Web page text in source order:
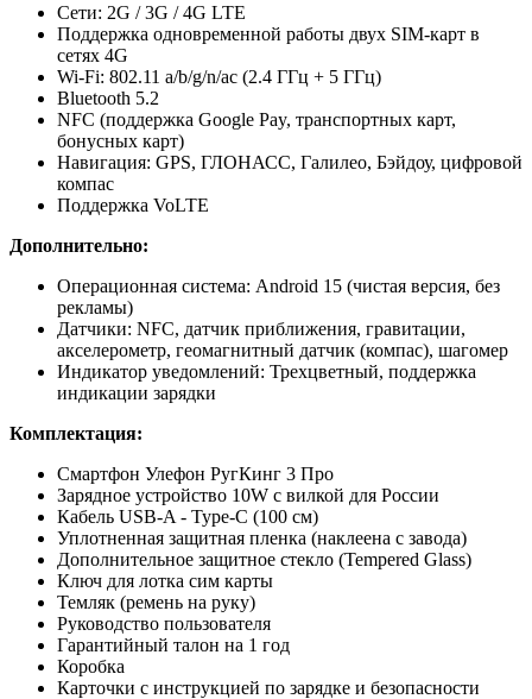
Сети: 2G / 3G / 4G LTE
Поддержка одновременной работы двух SIM-карт в
сетях 4G
Wi-Fi: 802.11 a/b/g/n/ac (2.4 ГГц + 5 ГГц)
Bluetooth 5.2
NFC (поддержка Google Pay, транспортных карт,
бонусных карт)
Навигация: GPS, ГЛОНАСС, Галилео, Бэйдоу, цифровой
компас
Поддержка VoLTE
Дополнительно:
Операционная система: Android 15 (чистая версия, без
рекламы)
Датчики: NFC, датчик приближения, гравитации,
акселерометр, геомагнитный датчик (компас), шагомер
Индикатор уведомлений: Трехцветный, поддержка
индикации зарядки
Комплектация:
Смартфон Улефон РугКинг 3 Про
Зарядное устройство 10W с вилкой для России
Кабель USB-A - Type-C (100 см)
Уплотненная защитная пленка (наклеена с завода)
Дополнительное защитное стекло (Tempered Glass)
Ключ для лотка сим карты
Темляк (ремень на руку)
Руководство пользователя
Гарантийный талон на 1 год
Коробка
Карточки с инструкцией по зарядке и безопасности